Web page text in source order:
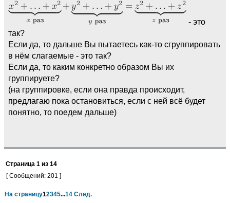
- это
так?
Если да, то дальше Вы пытаетесь как-то сгруппировать
в нём слагаемые - это так?
Если да, то каким конкретно образом Вы их
группируете?
(на группировке, если она правда происходит,
предлагаю пока остановиться, если с ней всё будет
понятно, то поедем дальше)
Страница 1 из 14
[ Сообщений: 201 ]
На страницу12345...14 След.